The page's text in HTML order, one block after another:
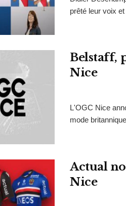
prêté leur voix
Belstaff,
Nice
L'OGC Nice
mode
Actual
Nice